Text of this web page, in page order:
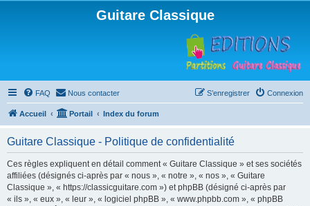
Guitare Classique
FAQ Nous contacter Connexion
S’enregistrer
Accueil Portail Index du forum
Guitare Classique - Politique de confidentialité
Ces règles expliquent en détail comment « Guitare Classique » et ses sociétés
affiliées (désignés ci-après par « nous », « notre », « nos », « Guitare
Classique », « https://classicguitare.com ») et phpBB (désigné ci-après par
« ils », « eux », « leur », « logiciel phpBB », « www.phpbb.com », « phpBB